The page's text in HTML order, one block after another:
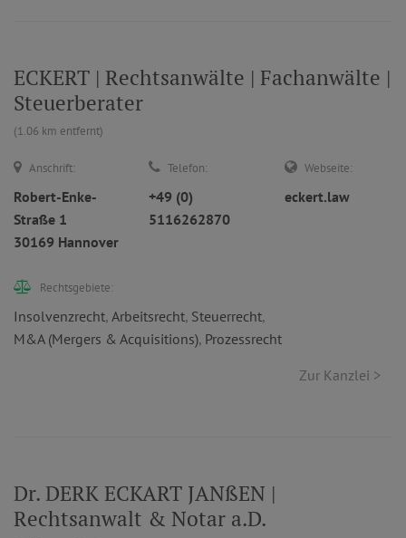
ECKERT | Rechtsanwälte | Fachanwälte |
Steuerberater
(1.06 km entfernt)
Anschrift:
Robert-Enke-
Straße 1
30169 Hannover
Telefon:
+49 (0)
5116262870
Webseite:
eckert.law
Rechtsgebiete:
Insolvenzrecht, Arbeitsrecht, Steuerrecht,
M&A (Mergers & Acquisitions), Prozessrecht
Zur Kanzlei >
Dr. DERK ECKART JANßEN |
Rechtsanwalt & Notar a.D.